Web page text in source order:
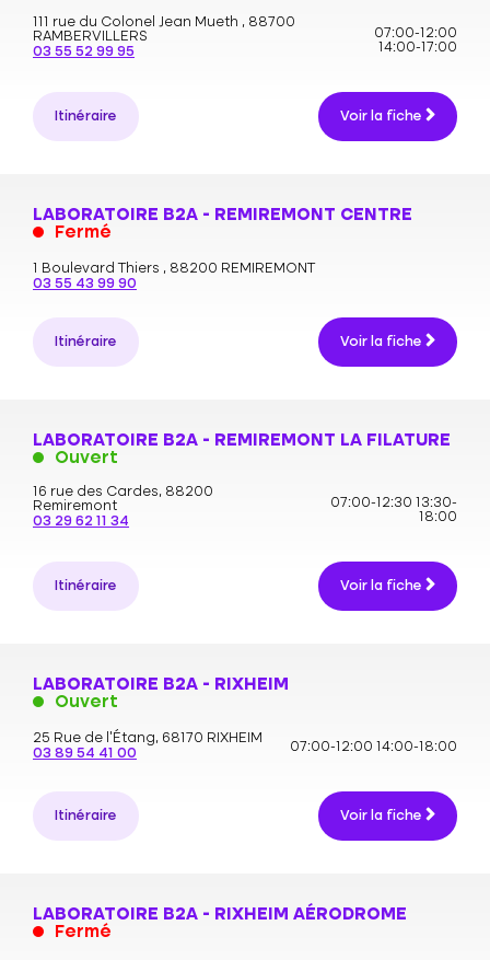
111 rue du Colonel Jean Mueth , 88700
RAMBERVILLERS
03 55 52 99 95
07:00-12:00
14:00-17:00
Itinéraire Voir la fiche
LABORATOIRE B2A - REMIREMONT CENTRE
Fermé
1 Boulevard Thiers , 88200 REMIREMONT
03 55 43 99 90
Itinéraire Voir la fiche
LABORATOIRE B2A - REMIREMONT LA FILATURE
Ouvert
16 rue des Cardes, 88200
Remiremont
03 29 62 11 34
07:00-12:30
13:30-
18:00
Itinéraire Voir la fiche
LABORATOIRE B2A - RIXHEIM
Ouvert
25 Rue de l'Étang, 68170 RIXHEIM
03 89 54 41 00
07:00-12:00 14:00-18:00
Itinéraire Voir la fiche
LABORATOIRE B2A - RIXHEIM AÉRODROME
Fermé